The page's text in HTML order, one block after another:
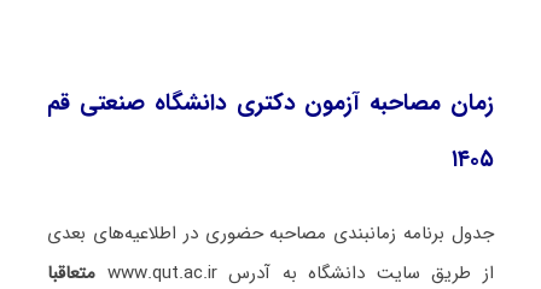
زمان مصاحبه آزمون دکتری دانشگاه صنعتی قم
۱۴۰۵
جدول برنامه زمانبندی مصاحبه حضوری در اطلاعیه‌های بعدی
از طریق سایت دانشگاه به آدرس www.qut.ac.ir
متعاقبا